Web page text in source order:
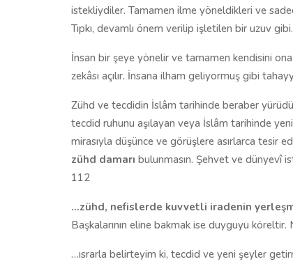
istekliydiler. Tamamen ilme yöneldikleri ve
Tıpkı, devamlı önem verilip işletilen bir uzuv
İnsan bir şeye yönelir ve tamamen kendisini
zekâsı açılır. İnsana ilham geliyormuş gibi
Zühd ve tecdidin İslâm tarihinde beraber
tecdid ruhunu aşılayan veya İslâm tarihinde
mirasıyla düşünce ve görüşlere asırlarca tesir
zühd damarı bulunmasın. Şehvet ve dünyevî
112
…zühd, nefislerde kuvvetli iradenin
Başkalarının eline bakmak ise duyguyu
…ısrarla belirteyim ki, tecdid ve yeni şeyler